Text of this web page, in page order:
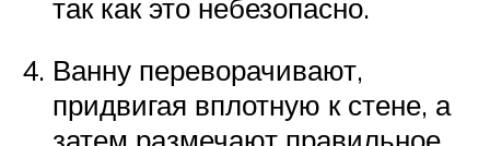
так как это небезопасно.
Ванну переворачивают,
придвигая вплотную к стене, а